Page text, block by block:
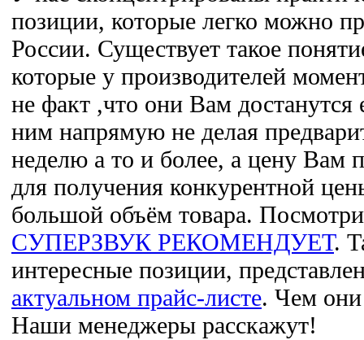
позиции, которые легко можно
России. Существует такое
которые у производителей
не факт ,что они Вам достанутся
ним напрямую не делая
неделю а то и более, а цену Вам
для получения конкурентной
большой объём товара.
СУПЕРЗВУК РЕКОМЕНДУЕТ.
интересные позиции,
актуальном прайс-листе. Чем
Наши менеджеры расскажут!